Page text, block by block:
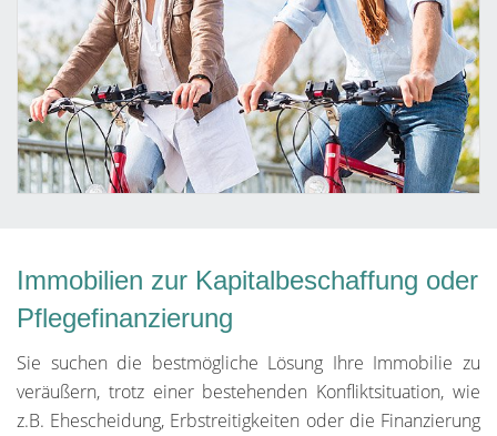
Immobilien zur Kapitalbeschaffung oder
Pflegefinanzierung
Sie suchen die bestmögliche Lösung Ihre Immobilie zu
veräußern, trotz einer bestehenden Konfliktsituation, wie
z.B. Ehescheidung, Erbstreitigkeiten oder die Finanzierung